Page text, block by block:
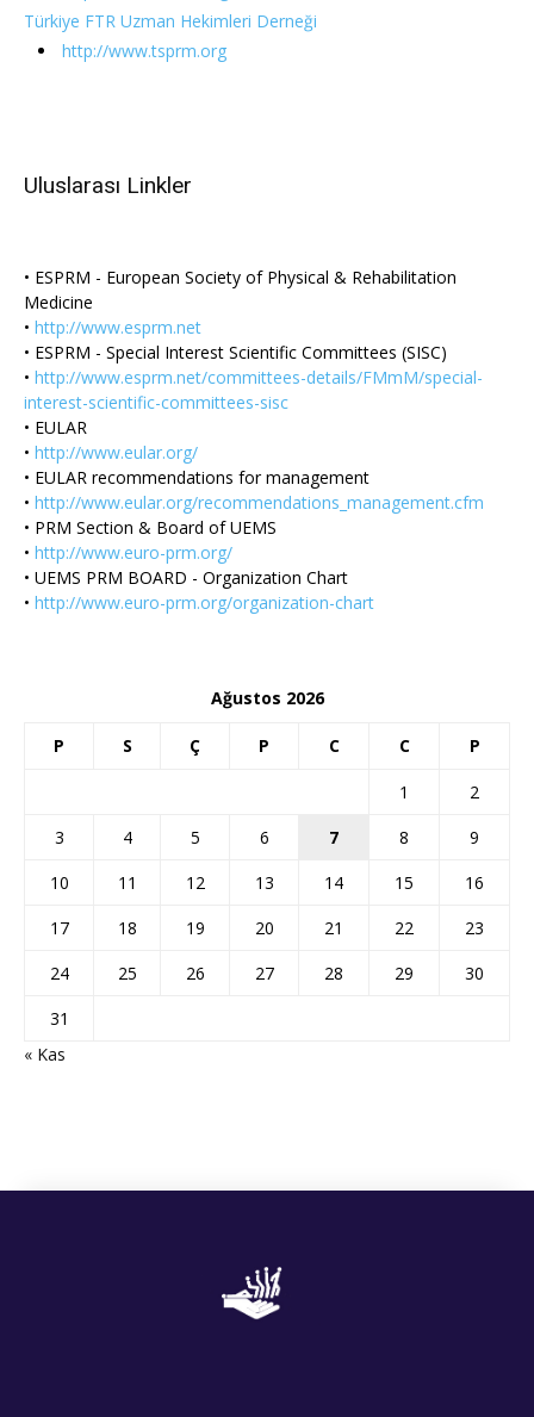
Türkiye FTR Uzman Hekimleri Derneği
http://www.tsprm.org
Uluslarası Linkler
• ESPRM - European Society of Physical & Rehabilitation
Medicine
• http://www.esprm.net
• ESPRM - Special Interest Scientific Committees (SISC)
• http://www.esprm.net/committees-details/FMmM/special-
interest-scientific-committees-sisc
• EULAR
• http://www.eular.org/
• EULAR recommendations for management
• http://www.eular.org/recommendations_management.cfm
• PRM Section & Board of UEMS
• http://www.euro-prm.org/
• UEMS PRM BOARD - Organization Chart
• http://www.euro-prm.org/organization-chart
Ağustos 2026
P S Ç P C C P
1
2
3
4 5 6 7 8
9
10
11 12 13 14 15
16
17
18 19 20 21 22
23
24
25 26 27 28 29
30
31
« Kas